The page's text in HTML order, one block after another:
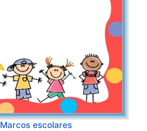
Marcos escolares